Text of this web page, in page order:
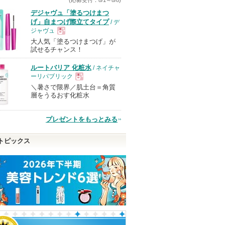
デジャヴュ「塗るつけまつ
げ」自まつげ際立てタイプ/ デ
ジャヴュ
現
品
大人気「塗るつけまつげ」が
試せるチャンス！
ルートバリア 化粧水 / ネイチャ
ーリパブリック
現
品
＼暑さで限界／肌土台＝角質
層をうるおす化粧水
プレゼントをもっとみる
ピックス